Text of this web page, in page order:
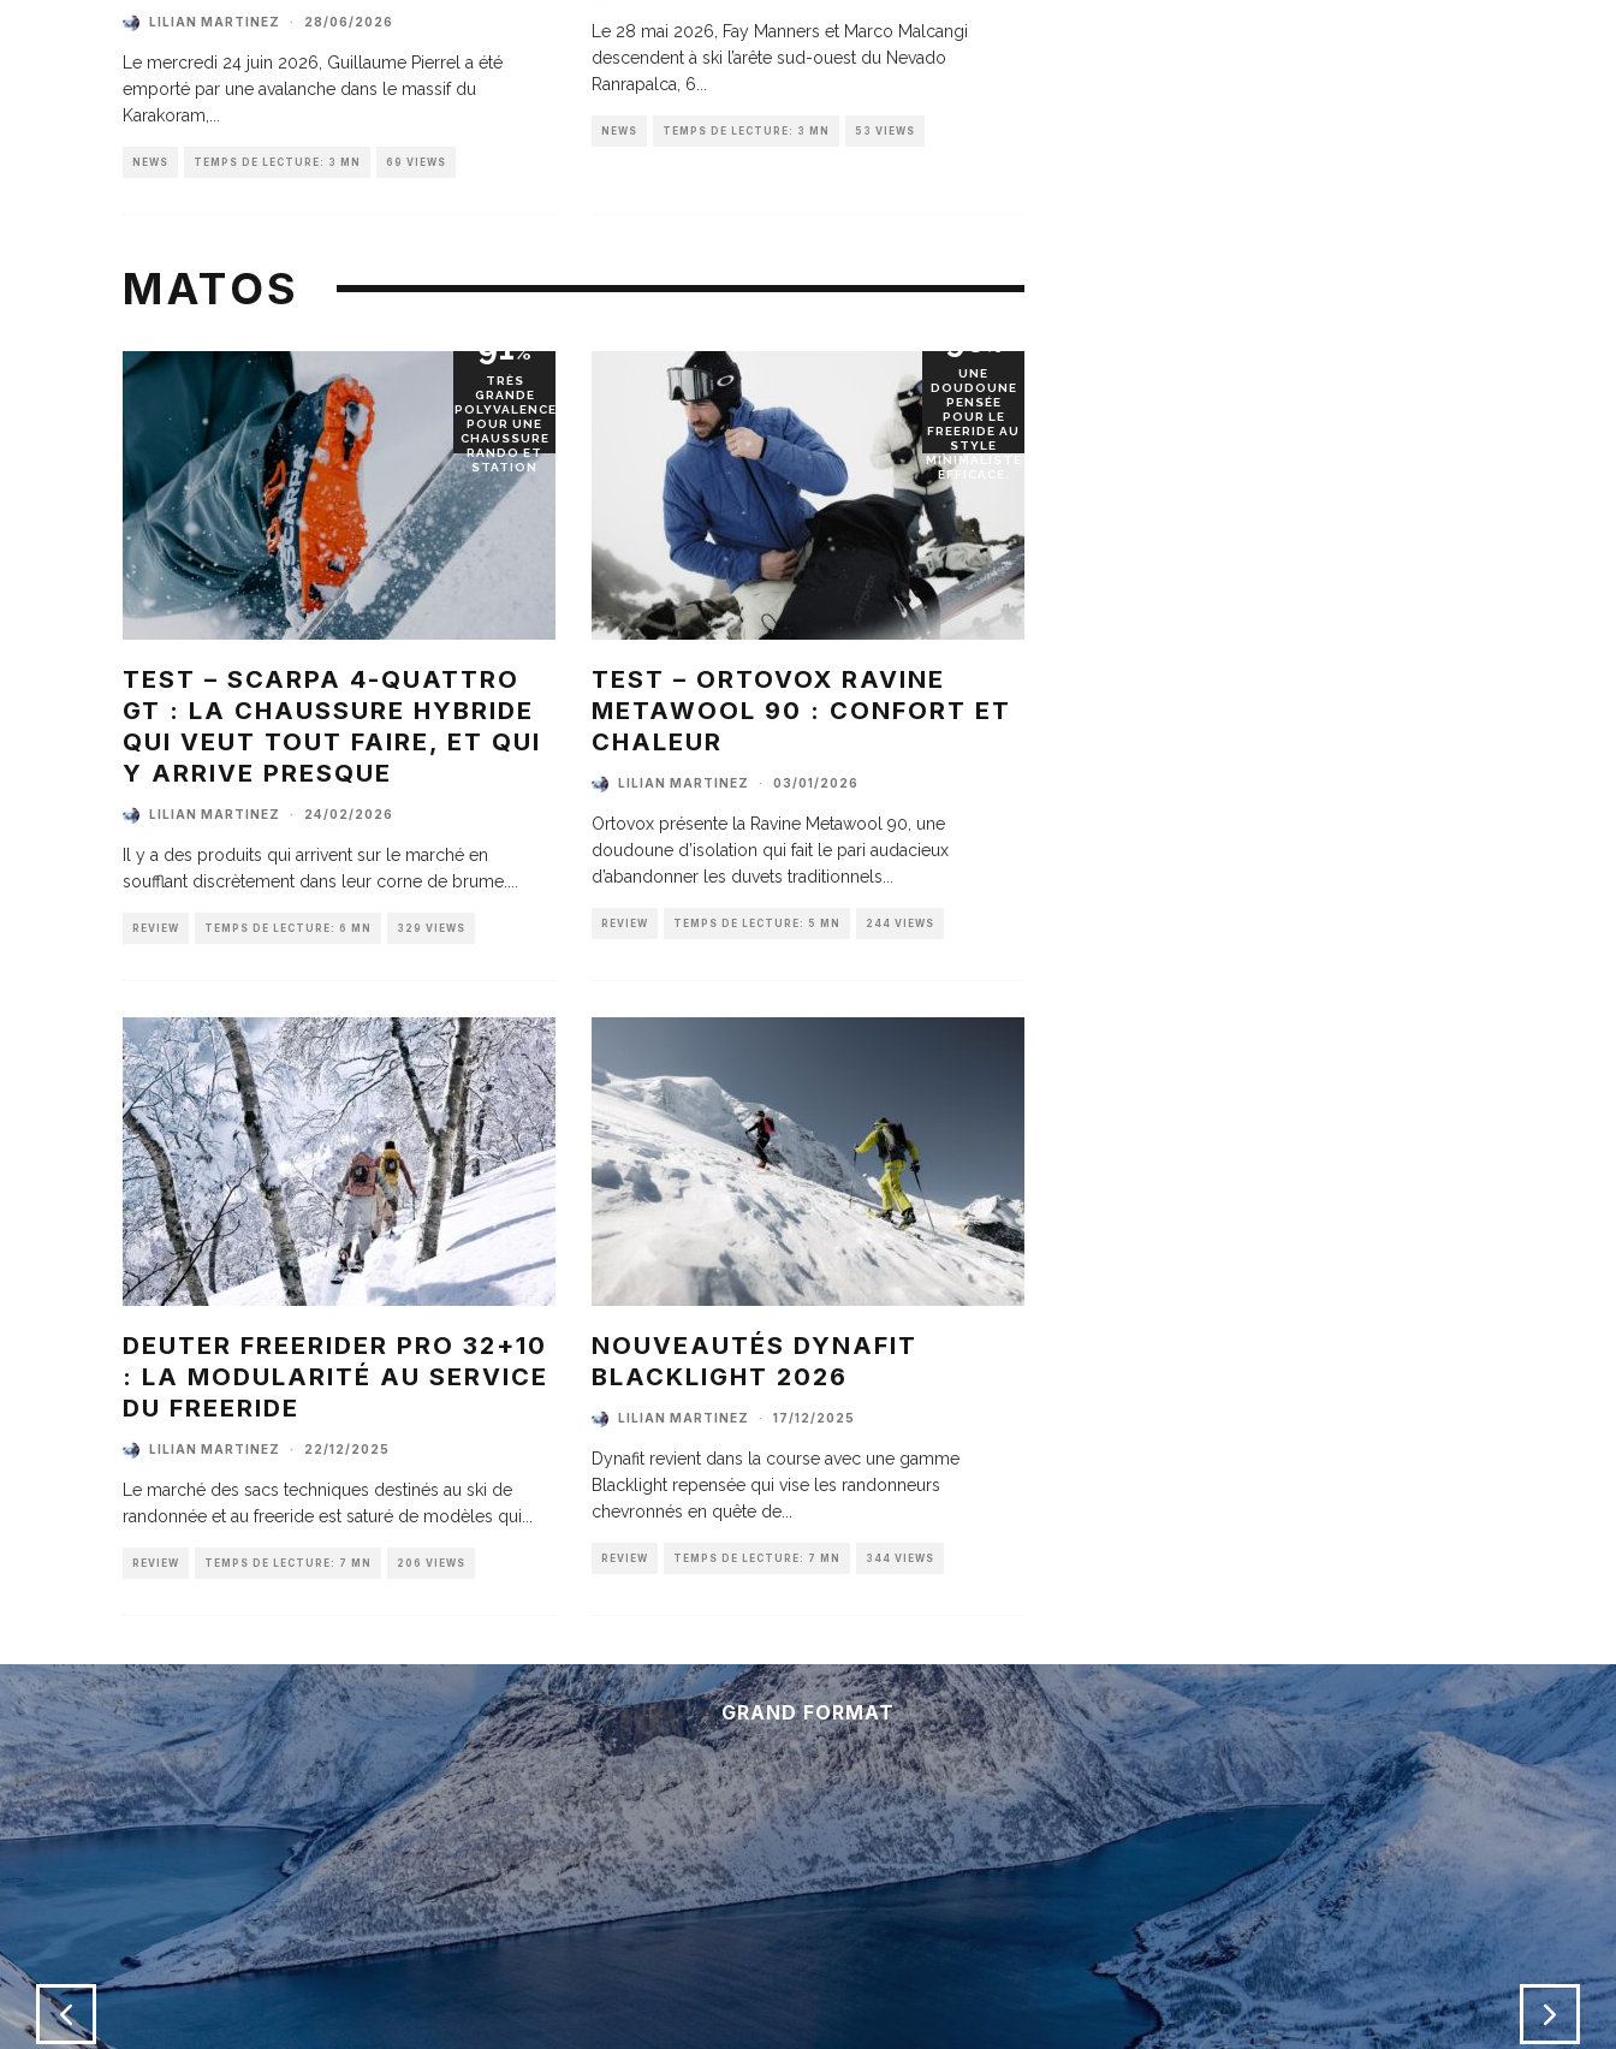
LILIAN MARTINEZ · 28/06/2026
Le mercredi 24 juin 2026, Guillaume Pierrel a été
emporté par une avalanche dans le massif du
Karakoram,
NEWS TEMPS DE LECTURE: 3 MN 69 VIEWS
Le 28 mai 2026, Fay Manners et Marco Malcangi
descendent à ski l’arête sud-ouest du Nevado
Ranrapalca, 6
NEWS TEMPS DE LECTURE: 3 MN 53 VIEWS
MATOS
91%
TRÈS
GRANDE
POLYVALENCE
POUR UNE
CHAUSSURE
RANDO ET
STATION
TEST – SCARPA 4-QUATTRO
GT : LA CHAUSSURE HYBRIDE
QUI VEUT TOUT FAIRE, ET QUI
Y ARRIVE PRESQUE
LILIAN MARTINEZ · 24/02/2026
Il y a des produits qui arrivent sur le marché en
soufflant discrètement dans leur corne de brume.
REVIEW TEMPS DE LECTURE: 6 MN 329 VIEWS
90%
UNE
DOUDOUNE
PENSÉE
POUR LE
FREERIDE AU
STYLE
MINIMALISTE
EFFICACE.
TEST – ORTOVOX RAVINE
METAWOOL 90 : CONFORT ET
CHALEUR
LILIAN MARTINEZ · 03/01/2026
Ortovox présente la Ravine Metawool 90, une
doudoune d’isolation qui fait le pari audacieux
d’abandonner les duvets traditionnels
REVIEW TEMPS DE LECTURE: 5 MN 244 VIEWS
DEUTER FREERIDER PRO 32+10
: LA MODULARITÉ AU SERVICE
DU FREERIDE
LILIAN MARTINEZ · 22/12/2025
Le marché des sacs techniques destinés au ski de
randonnée et au freeride est saturé de modèles qui
REVIEW TEMPS DE LECTURE: 7 MN 206 VIEWS
NOUVEAUTÉS DYNAFIT
BLACKLIGHT 2026
LILIAN MARTINEZ · 17/12/2025
Dynafit revient dans la course avec une gamme
Blacklight repensée qui vise les randonneurs
chevronnés en quête de
REVIEW TEMPS DE LECTURE: 7 MN 344 VIEWS
GRAND FORMAT